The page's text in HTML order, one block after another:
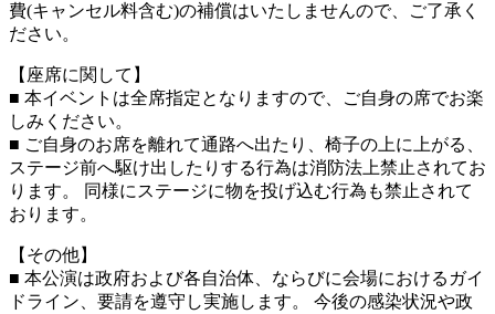
費(キャンセル料含む)の補償はいたしませんので、ご了承く
ださい。
【座席に関して】
■ 本イベントは全席指定となりますので、ご自身の席でお楽
しみください。
■ ご自身のお席を離れて通路へ出たり、椅子の上に上がる、
ステージ前へ駆け出したりする行為は消防法上禁止されてお
ります。 同様にステージに物を投げ込む行為も禁止されて
おります。
【その他】
■ 本公演は政府および各自治体、ならびに会場におけるガイ
ドライン、要請を遵守し実施します。 今後の感染状況や政